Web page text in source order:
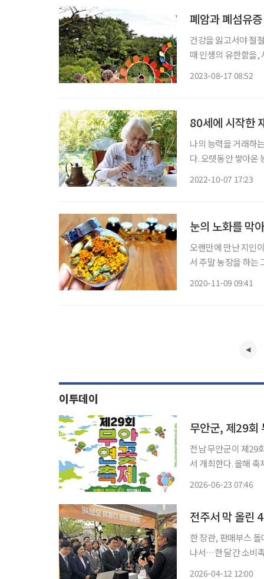
폐암과 폐섬유
건강을 잃고서야 절
때 인생의 유한함을,
2023-08-17 08:52
80세에 시작한
나의 능력을 거래하
다. 오랫동안 쌓아온
2022-10-07 17:23
눈의 노화를 막
오랜만에 만난 지인
서 주말 농장을 하는
2020-11-09 09:41
이투데이
무안군, 제29회
전남 무안군이 제29
서 개최한다. 올해 축제는 '여름이 켜지는 순간, 무안에서'를 주제로 체험형 프로그램과 야간
2026-06-23 07:46
한 장관, 판매부스
나서…한 달간 소비촉진 본격화 중소벤처기업부가 11일 전
2026-04-12 12:00